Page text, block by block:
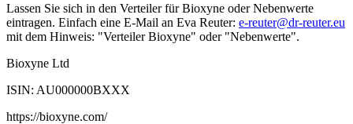
Lassen Sie sich in den Verteiler für Bioxyne oder Nebenwerte
eintragen. Einfach eine E-Mail an Eva Reuter: e-reuter@dr-reuter.eu
mit dem Hinweis: "Verteiler Bioxyne" oder "Nebenwerte".
Bioxyne Ltd
ISIN: AU000000BXXX
https://bioxyne.com/